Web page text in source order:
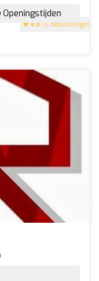
4.8 (5 beoordelingen)
Openingstijden